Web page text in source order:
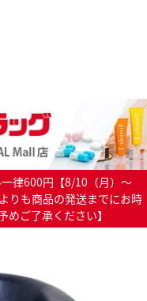
律600円【8/10（月）～
りも商品の発送までにお時
ご了承ください】